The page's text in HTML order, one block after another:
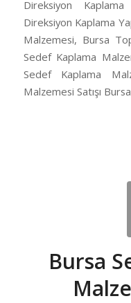
Direksiyon
Direksiyon Kaplama
Malzemesi, Bursa
Sedef Kaplama
Sedef Kaplama
Malzemesi Satışı Bursa
Bursa